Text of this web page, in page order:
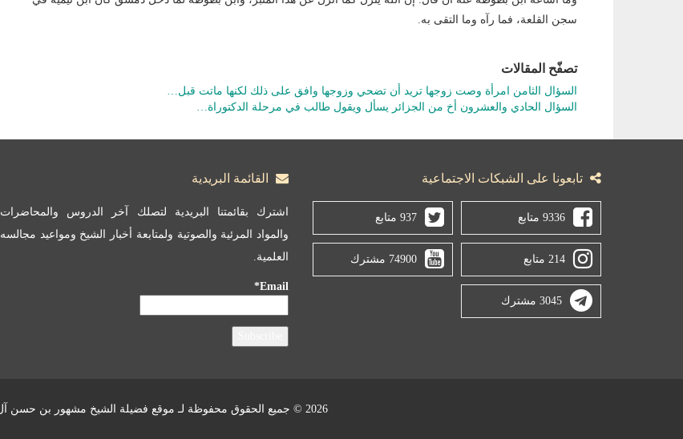
سجن القلعة، فما رآه وما التقى به.
تصفّح المقالات
السؤال الثامن امرأة وصت زوجها تريد أن تضحي وزوجها وافق على ذلك لكنها ماتت قبل…
السؤال الحادي والعشرون أخ من الجزائر يسأل ويقول طالب في مرحلة الدكتوراة…
تابعونا على الشبكات الاجتماعية
9336 متابع 937 متابع
214 متابع 74900 مشترك
3045 مشترك
القائمة البريدية
اشترك بقائمتنا البريدية لتصلك آخر الدروس والمحاضرات
والمواد المرئية والصوتية ولمتابعة أخبار الشيخ ومواعيد مجالسه
العلمية.
Email*
2026 © جميع الحقوق محفوظة لـ موقع فضيلة الشيخ مشهور بن حسن آل سلمان